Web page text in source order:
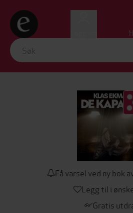
Få varsel ved ny bok
Legg til i
Gratis